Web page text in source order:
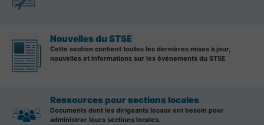
Nouvelles du STSE
Cette section contient toutes les dernières mises à jour,
nouvelles et informations sur les événements du STSE
Ressources pour sections locales
Documents dont les dirigeants locaux ont besoin pour
administrer leurs sections locales.